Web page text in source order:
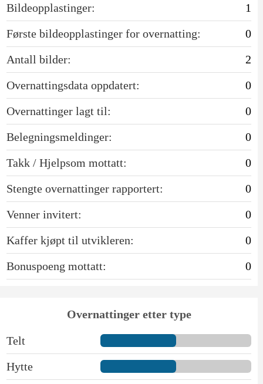
Bildeopplastinger:
1
Første bildeopplastinger for overnatting:
0
Antall bilder:
2
Overnattingsdata oppdatert:
0
Overnattinger lagt til:
0
Belegningsmeldinger:
0
Takk / Hjelpsom mottatt:
0
Stengte overnattinger rapportert:
0
Venner invitert:
0
Kaffer kjøpt til utvikleren:
0
Bonuspoeng mottatt:
0
Overnattinger etter type
Telt
Hytte